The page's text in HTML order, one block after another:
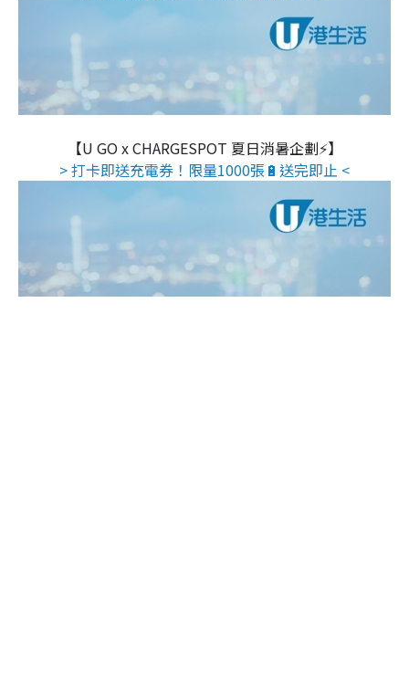
【U GO x CHARGESPOT 夏日消暑企劃⚡】
> 打卡即送充電券！限量1000張🔋送完即止 <